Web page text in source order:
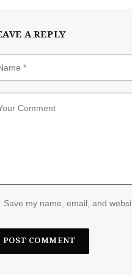
A REPLY
Save my name, email, and